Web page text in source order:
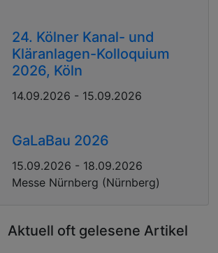
24. Kölner Kanal- und
Kläranlagen-Kolloquium
2026, Köln
14.09.2026 - 15.09.2026
GaLaBau 2026
15.09.2026 - 18.09.2026
Messe Nürnberg (Nürnberg)
Aktuell oft gelesene Artikel